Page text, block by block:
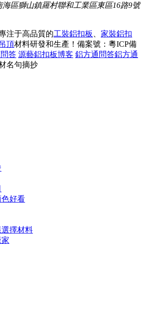
海區獅山鎮羅村聯和工業區東區16路9號
注于高品質的工裝鋁扣板
家裝鋁扣
頂材料研發和生產！ 備案號：粵ICP備
答 源藝鋁扣板博客 鋁方通問答鋁方通
名句摘抄
好看
擇材料